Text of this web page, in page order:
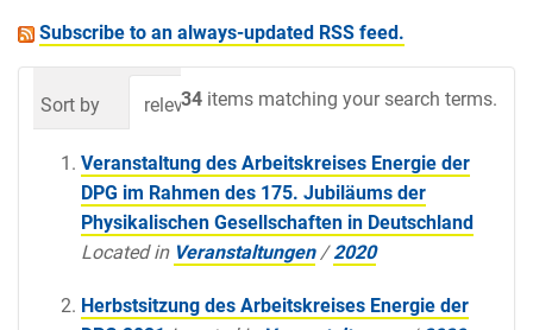
Subscribe to an always-updated RSS feed.
34 items matching your search terms.
Sort by relevance date (newest first)
Veranstaltung des Arbeitskreises Energie der
DPG im Rahmen des 175. Jubiläums der
Physikalischen Gesellschaften in Deutschland
Located in Veranstaltungen /2020
Herbstsitzung des Arbeitskreises Energie der